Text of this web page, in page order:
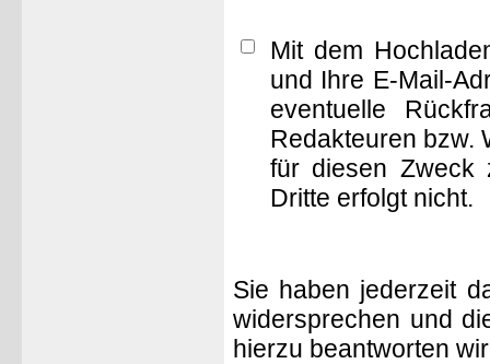
Mit dem
und Ihre E-Mail-
eventuelle
Redakteuren bzw.
für diesen Zweck
Dritte erfolgt nicht.
Sie haben jederzeit
widersprechen und
hierzu beantworten